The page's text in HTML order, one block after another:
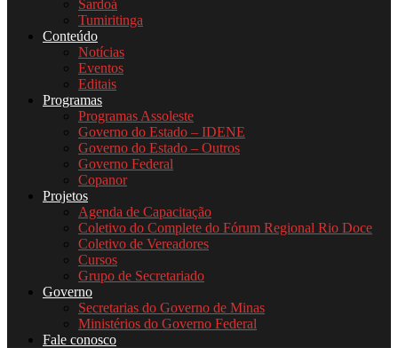
Sardoá
Tumiritinga
Conteúdo
Notícias
Eventos
Editais
Programas
Programas Assoleste
Governo do Estado – IDENE
Governo do Estado – Outros
Governo Federal
Copanor
Projetos
Agenda de Capacitação
Coletivo do Complete do Fórum Regional Rio Doce
Coletivo de Vereadores
Cursos
Grupo de Secretariado
Governo
Secretarias do Governo de Minas
Ministérios do Governo Federal
Fale conosco